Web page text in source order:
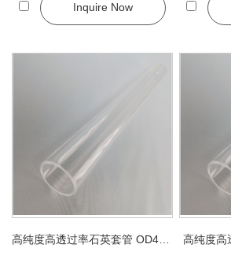
Inquire Now
高纯度高透过率石英套管 OD40.5 高纯度高